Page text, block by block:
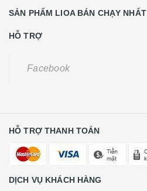
SẢN PHẨM LIOA BÁN CHẠY NHẤT
HỖ TRỢ
Facebook
HỖ TRỢ THANH TOÁN
DỊCH VỤ KHÁCH HÀNG